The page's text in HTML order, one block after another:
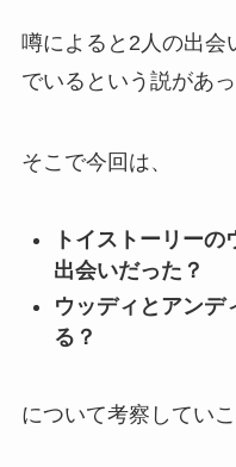
噂によると2人の出会
でいるという説があ
そこで今回は、
トイストーリー
出会いだった？
ウッディとアンデ
る？
について考察してい